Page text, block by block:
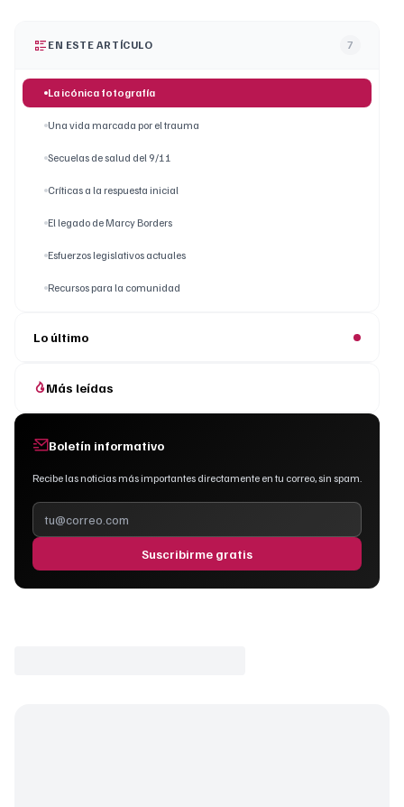
EN ESTE ARTÍCULO 7
La icónica fotografía
Una vida marcada por el trauma
Secuelas de salud del 9/11
Críticas a la respuesta inicial
El legado de Marcy Borders
Esfuerzos legislativos actuales
Recursos para la comunidad
Lo último
Más leídas
Boletín informativo
Recibe las noticias más importantes directamente en tu correo, sin spam.
Suscribirme gratis